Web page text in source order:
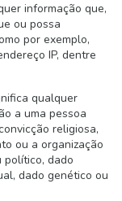
informação que,
ou possa
por exemplo,
IP, dentre
qualquer
a uma pessoa
religiosa,
ou a organização
dado
dado genético ou